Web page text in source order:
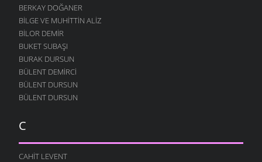
BERKAY DOĞANER
BILGE VE MUHITTIN ALIZ
BILOR DEMIR
BUKET SUBAŞI
BURAK DURSUN
BÜLENT DEMIRCI
BÜLENT DURSUN
BÜLENT DURSUN
C
CAHIT LEVENT